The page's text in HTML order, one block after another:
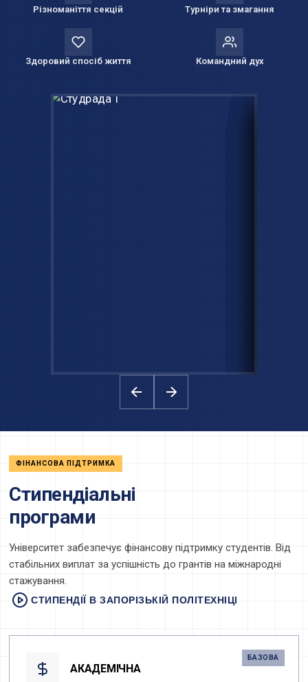
Різноманіття секцій Турніри та змагання
Здоровий спосіб життя Командний дух
Стипендіальні
програми
Університет забезпечує фінансову підтримку студентів. Від
стабільних виплат за успішність до грантів на міжнародні
стажування.
СТИПЕНДІЇ В ЗАПОРІЗЬКІЙ ПОЛІТЕХНІЦІ
АКАДЕМІЧНА